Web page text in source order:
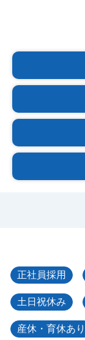
正社員採用
土日祝休み
産休・育休あり